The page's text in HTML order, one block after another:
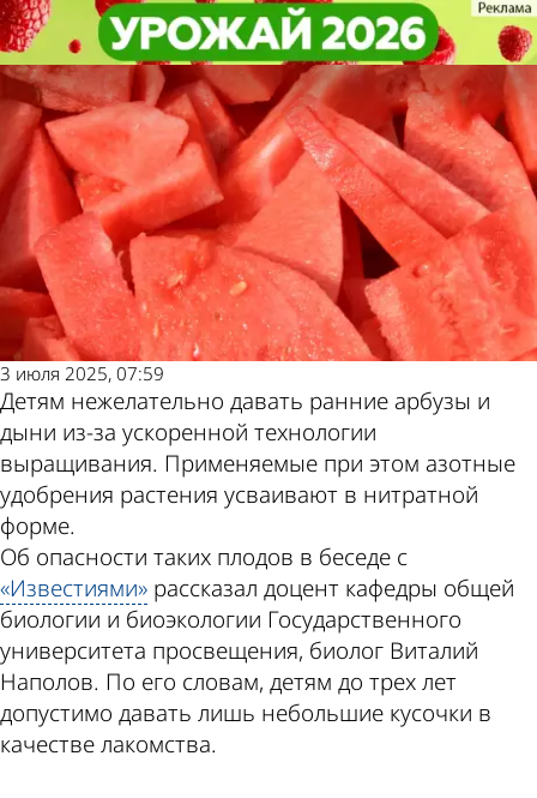
Эксперт: Детям не стоит есть
ранние арбузы и дыни
Общество
3 июля 2025, 07:59
Детям нежелательно давать ранние арбузы и
дыни из-за ускоренной технологии
выращивания. Применяемые при этом азотные
удобрения растения усваивают в нитратной
форме.
Об опасности таких плодов в беседе с
«Известиями» рассказал доцент кафедры общей
биологии и биоэкологии Государственного
университета просвещения, биолог Виталий
Наполов. По его словам, детям до трех лет
допустимо давать лишь небольшие кусочки в
качестве лакомства.
Эксперт: Детям не стоит есть
ранние арбузы и дыни
Общество
Другие новости
по теме
Погода и курсы
валют в Пензе